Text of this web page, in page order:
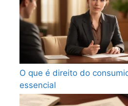
O que é direito do
essencial